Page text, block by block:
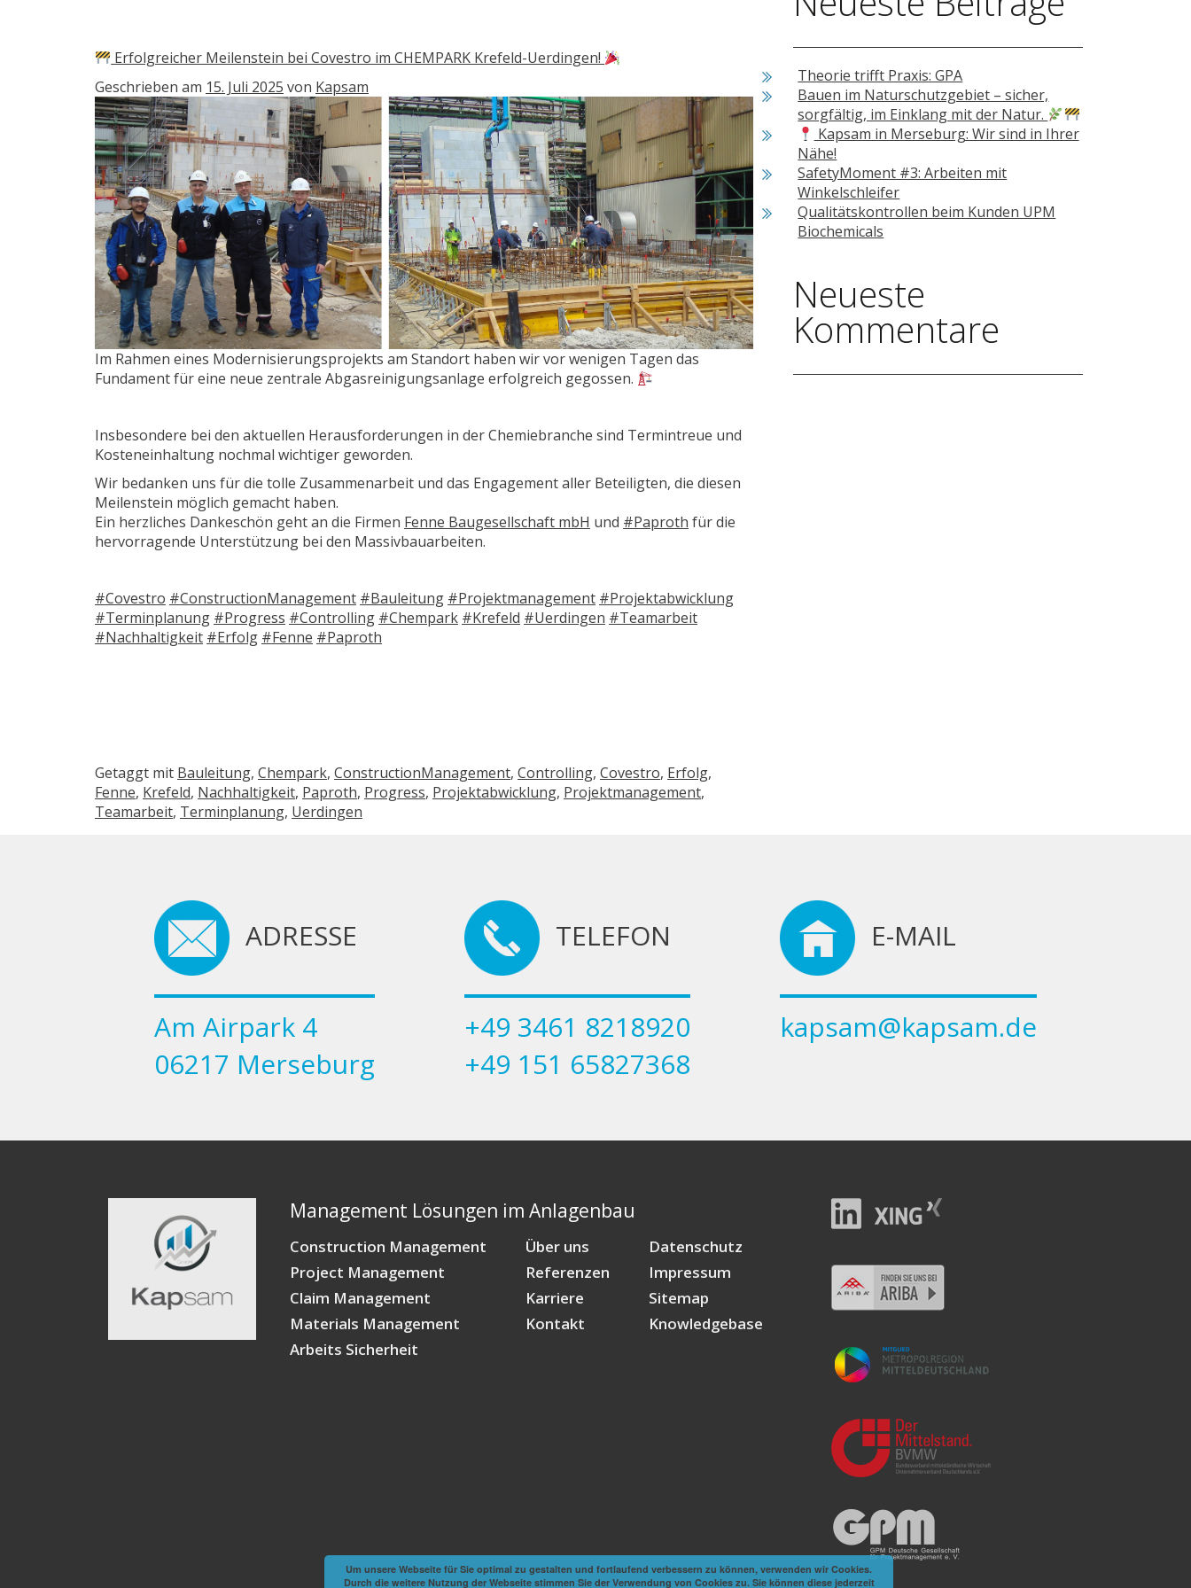
Erfolgreicher Meilenstein bei Covestro im CHEMPARK Krefeld-Uerdingen!
Geschrieben am 15. Juli 2025 von Kapsam
Im Rahmen eines Modernisierungsprojekts am Standort haben wir vor wenigen Tagen das
Fundament für eine neue zentrale Abgasreinigungsanlage erfolgreich gegossen.
Insbesondere bei den aktuellen Herausforderungen in der Chemiebranche sind Termintreue und
Kosteneinhaltung nochmal wichtiger geworden.
Wir bedanken uns für die tolle Zusammenarbeit und das Engagement aller Beteiligten, die diesen
Meilenstein möglich gemacht haben.
Ein herzliches Dankeschön geht an die Firmen Fenne Baugesellschaft mbH und #Paproth für die
hervorragende Unterstützung bei den Massivbauarbeiten.
#Covestro #ConstructionManagement #Bauleitung #Projektmanagement #Projektabwicklung
#Terminplanung #Progress #Controlling #Chempark #Krefeld #Uerdingen #Teamarbeit
#Nachhaltigkeit #Erfolg #Fenne #Paproth
Getaggt mit Bauleitung, Chempark, ConstructionManagement, Controlling, Covestro, Erfolg,
Fenne, Krefeld, Nachhaltigkeit, Paproth, Progress, Projektabwicklung, Projektmanagement,
Teamarbeit, Terminplanung, Uerdingen
Theorie trifft Praxis: GPA
Bauen im Naturschutzgebiet – sicher,
sorgfältig, im Einklang mit der Natur.
Kapsam in Merseburg: Wir sind in Ihrer
Nähe!
SafetyMoment #3: Arbeiten mit
Winkelschleifer
Qualitätskontrollen beim Kunden UPM
Biochemicals
Neueste
Kommentare
ADRESSE
Am Airpark 4
06217 Merseburg
TELEFON
+49 3461 8218920
+49 151 65827368
E-MAIL
kapsam@kapsam.de
Management Lösungen im Anlagenbau
Construction Management
Project Management
Claim Management
Materials Management
Arbeits Sicherheit
Über uns
Referenzen
Karriere
Kontakt
Datenschutz
Impressum
Sitemap
Knowledgebase
Um unsere Webseite für Sie optimal zu gestalten und fortlaufend verbessern zu können, verwenden wir Cookies.
Durch die weitere Nutzung der Webseite stimmen Sie der Verwendung von Cookies zu. Sie können diese jederzeit